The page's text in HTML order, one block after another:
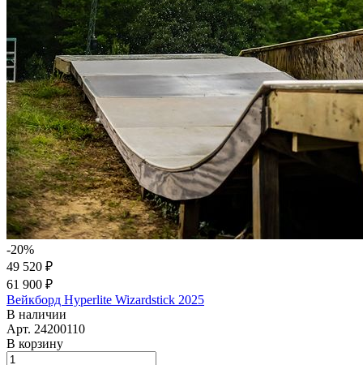
-20%
49 520 ₽
61 900 ₽
Вейкборд Hyperlite Wizardstick 2025
В наличии
Арт. 24200110
В корзину